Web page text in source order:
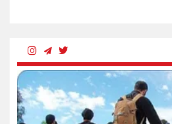
و حق مردم برای شنیدن صدای رئیس‌جمهوری